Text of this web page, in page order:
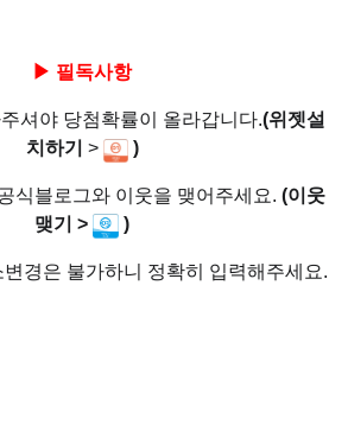
▶ 필독사항
셔야 당첨확률이 올라갑니다.(위젯설
치하기 > )
식블로그와 이웃을 맺어주세요. (이웃
맺기 >
)
경은 불가하니 정확히 입력해주세요.